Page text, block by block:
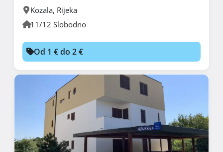
Kozala, Rijeka
11/12 Slobodno
Od 1 € do 2 €